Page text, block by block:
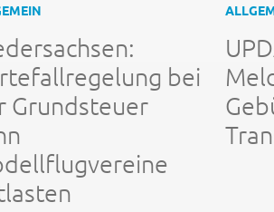
bei
Grundsteuer